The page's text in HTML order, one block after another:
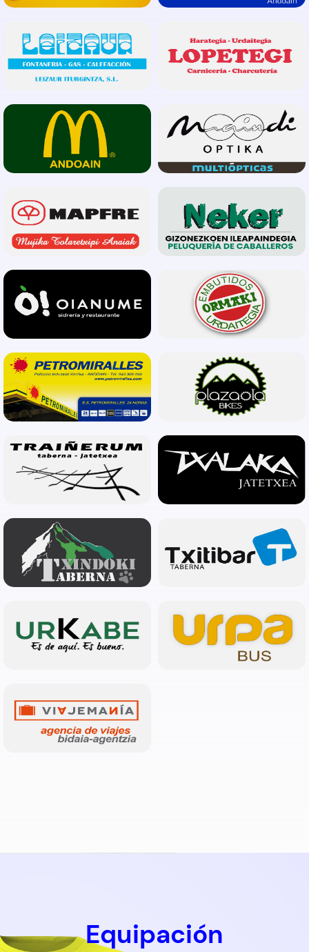
Equipación